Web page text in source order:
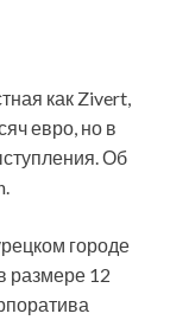
как Zivert,
евро, но в
Об
городе
размере 12